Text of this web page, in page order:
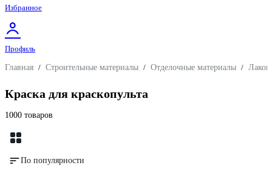
Избранное
Профиль
Главная / Строительные материалы / Отделочные материалы /
Краска для краскопульта
1000 товаров
По популярности